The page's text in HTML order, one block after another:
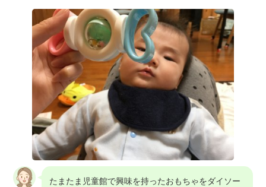
たまたま児童館で興味を持ったおもちゃをダイソー